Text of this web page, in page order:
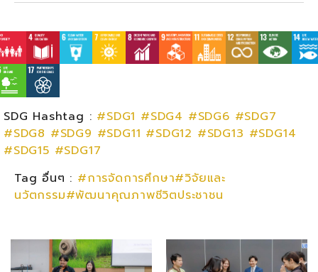
SDG Hashtag : #SDG1 #SDG4 #SDG6 #SDG7
#SDG8 #SDG9 #SDG11 #SDG12 #SDG13 #SDG14
#SDG15 #SDG17
Tag อื่นๆ : #การจัดการศึกษา#วิจัยและ
นวัตกรรม#พัฒนาคุณภาพชีวิตประชาชน